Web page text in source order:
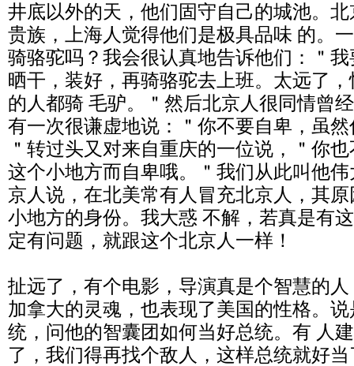
井底以外的天，他们固守自己的城池。
贵族，上海人觉得他们是极具品味 的。
骑骆驼吗？我会很认真地告诉他们：＂
晒干，装好，再骑骆驼去上班。太远了
的人都骑 毛驴。＂然后北京人很同情曾
有一次很谦虚地说：＂你不要自卑，虽
＂转过头又对来自重庆的一位说，＂你
这个小地方而自卑哦。＂我们从此叫他
京人说，在北美常有人冒充北京人，其
小地方的身份。我大惑 不解，若真是有
定有问题，就跟这个北京人一样！
扯远了，有个电影，导演真是个智慧的
加拿大的灵魂，也表现了美国的性格。
统，问他的智囊团如何当好总统。有 人
了，我们得再找个敌人，这样总统就好